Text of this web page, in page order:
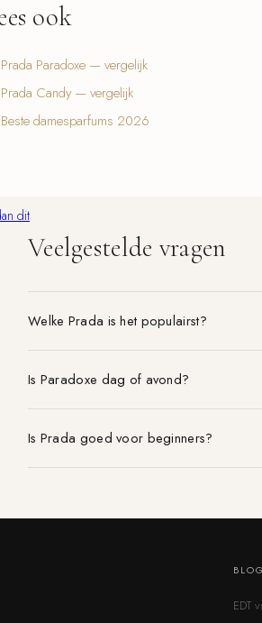
ook
Prada Paradoxe — vergelijk
Prada Candy — vergelijk
Beste damesparfums 2026
dit
Veelgestelde vragen
Welke Prada is het populairst?
Is Paradoxe dag of avond?
Is Prada goed voor beginners?
EDT